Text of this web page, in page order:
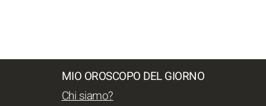
MIO OROSCOPO DEL GIORNO
Chi siamo?